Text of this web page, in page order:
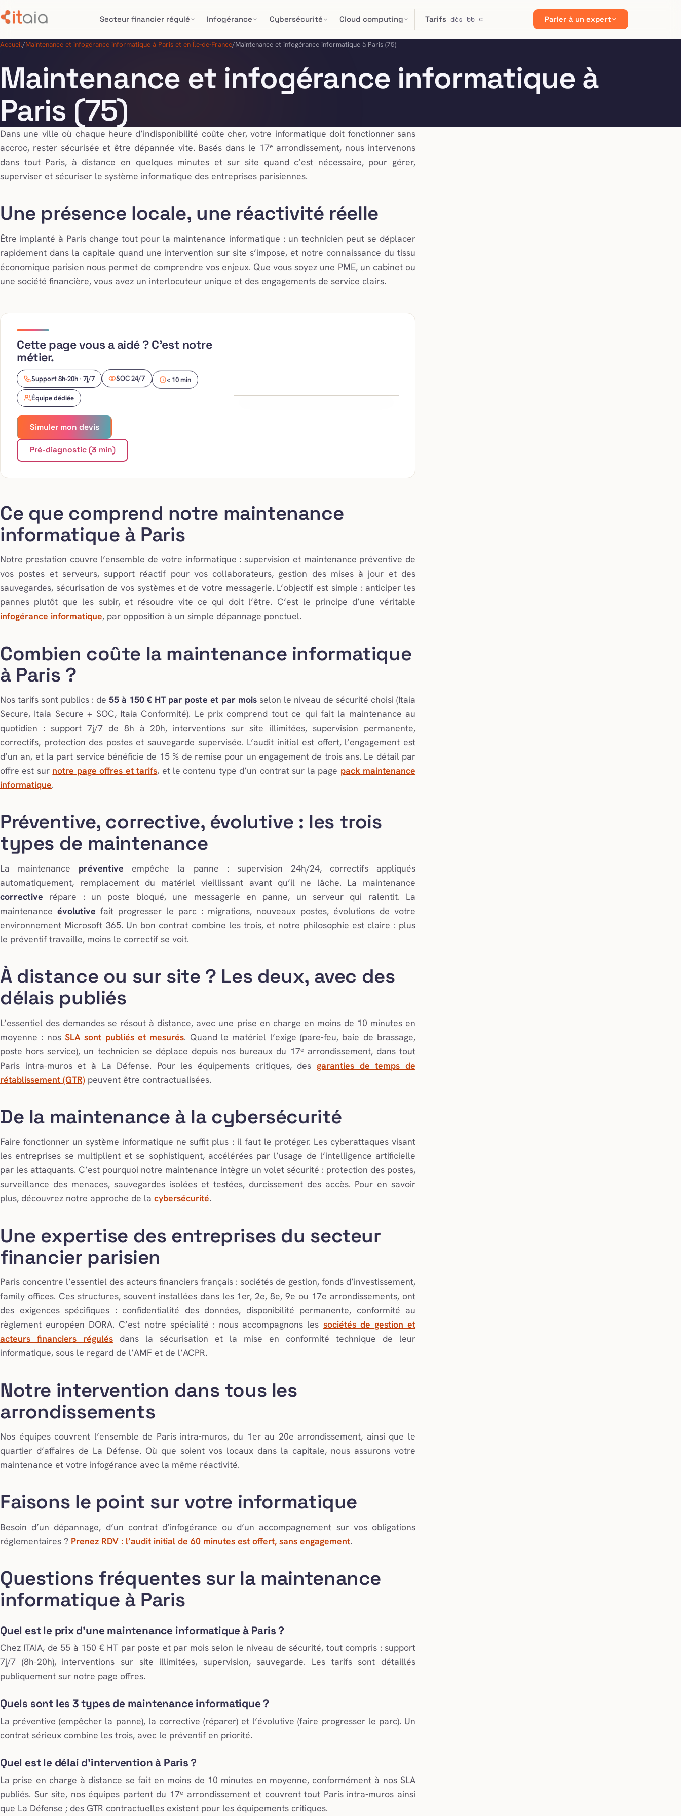
Secteur financier régulé Infogérance Cybersécurité Cloud computing Tarifs dès 55 € Parler à un expert
Accueil/Maintenance et infogérance informatique à Paris et en Île-de-France/Maintenance et infogérance informatique à Paris (75)
Maintenance et infogérance informatique à
Paris (75)
Dans une ville où chaque heure d’indisponibilité coûte cher, votre informatique doit fonctionner sans
accroc, rester sécurisée et être dépannée vite. Basés dans le 17ᵉ arrondissement, nous intervenons
dans tout Paris, à distance en quelques minutes et sur site quand c’est nécessaire, pour gérer,
superviser et sécuriser le système informatique des entreprises parisiennes.
Une présence locale, une réactivité réelle
Être implanté à Paris change tout pour la maintenance informatique : un technicien peut se déplacer
rapidement dans la capitale quand une intervention sur site s’impose, et notre connaissance du tissu
économique parisien nous permet de comprendre vos enjeux. Que vous soyez une PME, un cabinet ou
une société financière, vous avez un interlocuteur unique et des engagements de service clairs.
Cette page vous a aidé ? C’est notre
métier.
Support 8h-20h · 7j/7 SOC 24/7 < 10 min
Équipe dédiée
Simuler mon devis
Pré-diagnostic (3 min)
Ce que comprend notre maintenance
informatique à Paris
Notre prestation couvre l’ensemble de votre informatique : supervision et maintenance préventive de
vos postes et serveurs, support réactif pour vos collaborateurs, gestion des mises à jour et des
sauvegardes, sécurisation de vos systèmes et de votre messagerie. L’objectif est simple : anticiper les
pannes plutôt que les subir, et résoudre vite ce qui doit l’être. C’est le principe d’une véritable
infogérance informatique, par opposition à un simple dépannage ponctuel.
Combien coûte la maintenance informatique
à Paris ?
Nos tarifs sont publics : de 55 à 150 € HT par poste et par mois selon le niveau de sécurité choisi (Itaia
Secure, Itaia Secure + SOC, Itaia Conformité). Le prix comprend tout ce qui fait la maintenance au
quotidien : support 7j/7 de 8h à 20h, interventions sur site illimitées, supervision permanente,
correctifs, protection des postes et sauvegarde supervisée. L’audit initial est offert, l’engagement est
d’un an, et la part service bénéficie de 15 % de remise pour un engagement de trois ans. Le détail par
offre est sur notre page offres et tarifs, et le contenu type d’un contrat sur la page pack maintenance
informatique.
Préventive, corrective, évolutive : les trois
types de maintenance
La maintenance préventive empêche la panne : supervision 24h/24, correctifs appliqués
automatiquement, remplacement du matériel vieillissant avant qu’il ne lâche. La maintenance
corrective répare : un poste bloqué, une messagerie en panne, un serveur qui ralentit. La
maintenance évolutive fait progresser le parc : migrations, nouveaux postes, évolutions de votre
environnement Microsoft 365. Un bon contrat combine les trois, et notre philosophie est claire : plus
le préventif travaille, moins le correctif se voit.
À distance ou sur site ? Les deux, avec des
délais publiés
L’essentiel des demandes se résout à distance, avec une prise en charge en moins de 10 minutes en
moyenne : nos SLA sont publiés et mesurés. Quand le matériel l’exige (pare-feu, baie de brassage,
poste hors service), un technicien se déplace depuis nos bureaux du 17ᵉ arrondissement, dans tout
Paris intra-muros et à La Défense. Pour les équipements critiques, des garanties de temps de
rétablissement (GTR) peuvent être contractualisées.
De la maintenance à la cybersécurité
Faire fonctionner un système informatique ne suffit plus : il faut le protéger. Les cyberattaques visant
les entreprises se multiplient et se sophistiquent, accélérées par l’usage de l’intelligence artificielle
par les attaquants. C’est pourquoi notre maintenance intègre un volet sécurité : protection des postes,
surveillance des menaces, sauvegardes isolées et testées, durcissement des accès. Pour en savoir
plus, découvrez notre approche de la cybersécurité.
Une expertise des entreprises du secteur
financier parisien
Paris concentre l’essentiel des acteurs financiers français : sociétés de gestion, fonds d’investissement,
family offices. Ces structures, souvent installées dans les 1er, 2e, 8e, 9e ou 17e arrondissements, ont
des exigences spécifiques : confidentialité des données, disponibilité permanente, conformité au
règlement européen DORA. C’est notre spécialité : nous accompagnons les sociétés de gestion et
acteurs financiers régulés dans la sécurisation et la mise en conformité technique de leur
informatique, sous le regard de l’AMF et de l’ACPR.
Notre intervention dans tous les
arrondissements
Nos équipes couvrent l’ensemble de Paris intra-muros, du 1er au 20e arrondissement, ainsi que le
quartier d’affaires de La Défense. Où que soient vos locaux dans la capitale, nous assurons votre
maintenance et votre infogérance avec la même réactivité.
Faisons le point sur votre informatique
Besoin d’un dépannage, d’un contrat d’infogérance ou d’un accompagnement sur vos obligations
réglementaires ? Prenez RDV : l’audit initial de 60 minutes est offert, sans engagement.
Questions fréquentes sur la maintenance
informatique à Paris
Quel est le prix d’une maintenance informatique à Paris ?
Chez ITAIA, de 55 à 150 € HT par poste et par mois selon le niveau de sécurité, tout compris : support
7j/7 (8h-20h), interventions sur site illimitées, supervision, sauvegarde. Les tarifs sont détaillés
publiquement sur notre page offres.
Quels sont les 3 types de maintenance informatique ?
La préventive (empêcher la panne), la corrective (réparer) et l’évolutive (faire progresser le parc). Un
contrat sérieux combine les trois, avec le préventif en priorité.
Quel est le délai d’intervention à Paris ?
La prise en charge à distance se fait en moins de 10 minutes en moyenne, conformément à nos SLA
publiés. Sur site, nos équipes partent du 17ᵉ arrondissement et couvrent tout Paris intra-muros ainsi
que La Défense ; des GTR contractuelles existent pour les équipements critiques.